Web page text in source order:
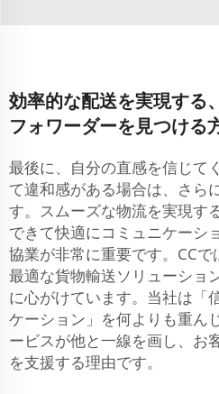
効率的な配送を実現する
フォワーダーを見つける
最後に、自分の直感を信じて
て違和感がある場合は、さら
す。スムーズな物流を実現す
できて快適にコミュニケーシ
協業が非常に重要です。CC
最適な貨物輸送ソリューショ
に心がけています。当社は「
ケーション」を何よりも重ん
ービスが他と一線を画し、お
を支援する理由です。